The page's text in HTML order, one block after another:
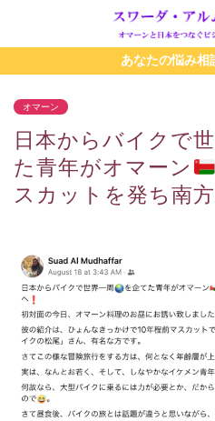
あなたの悩み相
オマーン
日本からバイクで
た青年がオマーン
スカットを発ち南